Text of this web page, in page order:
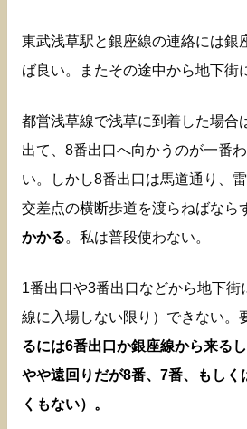
東武浅草駅と銀座線の連絡には銀
ば良い。またその途中から地下街
都営浅草線で浅草に到着した場合
出て、8番出口へ向かうのが一番
い。しかし8番出口は馬道通り、
交差点の横断歩道を渡らねばなら
かかる。私は普段使わない。
1番出口や3番出口などから地下街
線に入場しない限り）できない。
るには6番出口か銀座線から来る
やや遠回りだが8番、7番、もしく
くもない）。